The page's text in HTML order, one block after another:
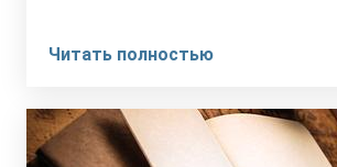
Читать полностью